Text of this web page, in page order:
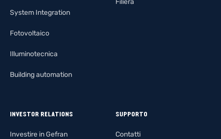
System Integration
Fotovoltaico
Illuminotecnica
Building automation
Filiera
INVESTOR RELATIONS
Investire in Gefran
SUPPORTO
Contatti